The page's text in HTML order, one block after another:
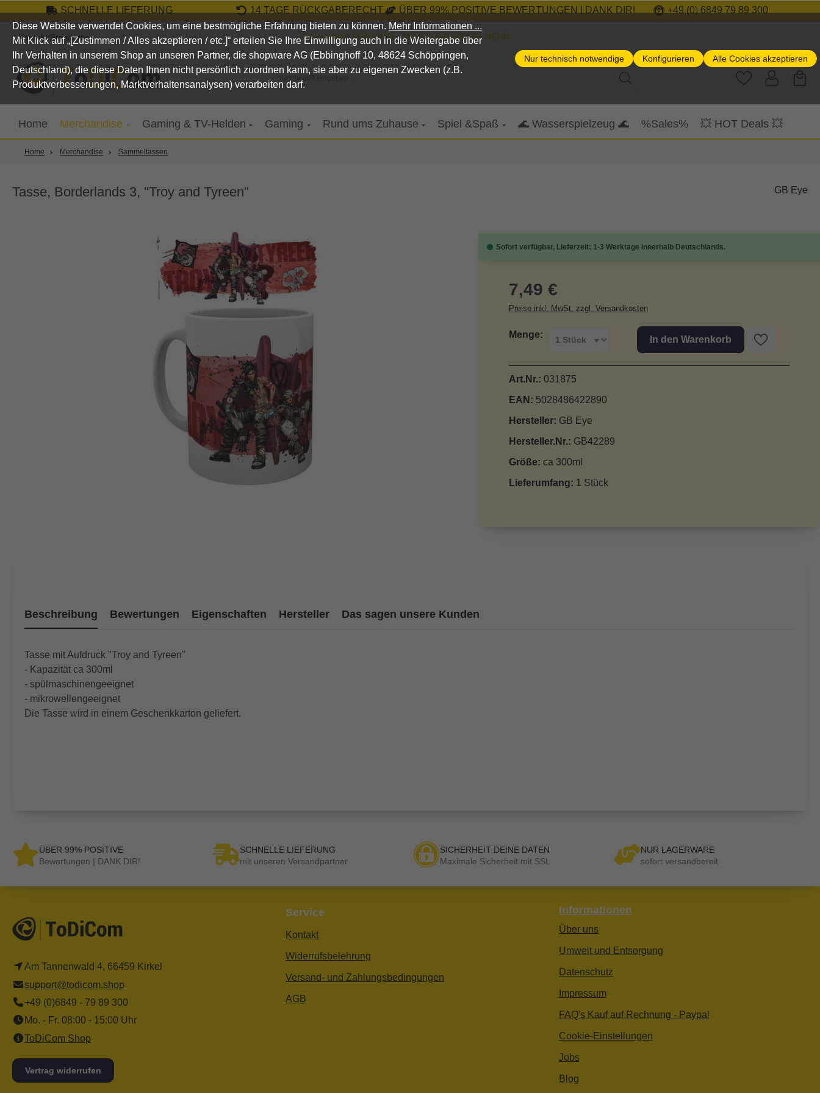
Hauptinhalt springen
Zur Suche springen
Zur Hauptnavigation springen
SCHNELLE LIEFERUNG 14 TAGE RÜCKGABERECHT ÜBER 99% POSITIVE BEWERTUNGEN | DANK DIR! +49 (0) 6849 79 89 300
Kontakt/Standort DEIN SHOP FÜR SPIEL, SPASS UND VIELES MEHR...
Suchbegriff eingeben ...
Home Merchandise Gaming & TV-Helden Gaming Rund ums Zuhause Spiel &Spaß 🌊 Wasserspielzeug 🌊 %Sales% 💥 HOT Deals 💥
Home Merchandise Sammeltassen
Tasse, Borderlands 3, "Troy and Tyreen" GB Eye
Sofort verfügbar, Lieferzeit: 1-3 Werktage innerhalb Deutschlands.
Regulärer Preis:
7,49 €
Preise inkl. MwSt. zzgl. Versandkosten
Menge: In den Warenkorb
Art.Nr.: 031875
EAN: 5028486422890
Hersteller: GB Eye
Hersteller.Nr.: GB42289
Größe: ca 300ml
Lieferumfang: 1 Stück
Beschreibung Bewertungen Eigenschaften Hersteller Das sagen unsere Kunden
Tasse mit Aufdruck "Troy and Tyreen"
- Kapazität ca 300ml
- spülmaschinengeeignet
- mikrowellengeeignet
Die Tasse wird in einem Geschenkkarton geliefert.
ÜBER 99% POSITIVE
Bewertungen | DANK DIR!
SCHNELLE LIEFERUNG
mit unseren Versandpartner
SICHERHEIT DEINE DATEN
Maximale Sicherheit mit SSL
NUR LAGERWARE
sofort versandbereit
Am Tannenwald 4, 66459 Kirkel
support@todicom.shop
+49 (0)6849 - 79 89 300
Mo. - Fr. 08:00 - 15:00 Uhr
ToDiCom Shop
Vertrag widerrufen
Service
Kontakt
Widerrufsbelehrung
Versand- und Zahlungsbedingungen
AGB
Informationen
Über uns
Umwelt und Entsorgung
Datenschutz
Impressum
FAQ's Kauf auf Rechnung - Paypal
Cookie-Einstellungen
Jobs
Blog
Diese Website verwendet Cookies, um eine bestmögliche Erfahrung bieten zu können. Mehr Informationen ...
Mit Klick auf „[Zustimmen / Alles akzeptieren / etc.]“ erteilen Sie Ihre Einwilligung auch in die Weitergabe über
Ihr Verhalten in unserem Shop an unseren Partner, die shopware AG (Ebbinghoff 10, 48624 Schöppingen,
Deutschland), die diese Daten Ihnen nicht persönlich zuordnen kann, sie aber zu eigenen Zwecken (z.B.
Produktverbesserungen, Marktverhaltensanalysen) verarbeiten darf.
Nur technisch notwendige Konfigurieren Alle Cookies akzeptieren